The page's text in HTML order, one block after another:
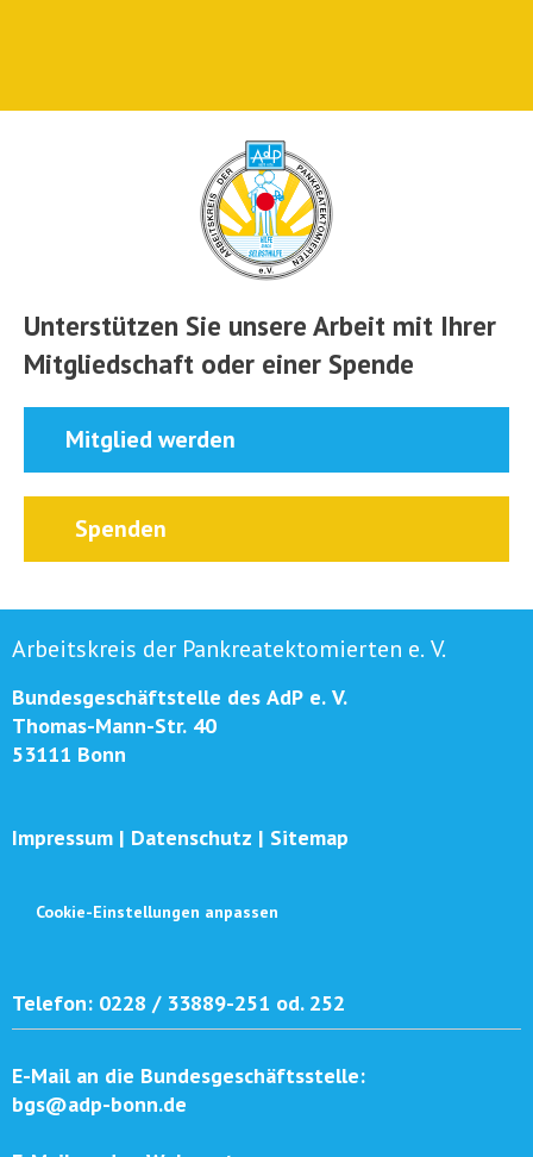
Unterstützen Sie unsere Arbeit mit Ihrer
Mitgliedschaft oder einer Spende
Mitglied werden
Spenden
Arbeitskreis der Pankreatektomierten e. V.
Bundesgeschäftstelle des AdP e. V.
Thomas-Mann-Str. 40
53111 Bonn
Impressum | Datenschutz | Sitemap
Cookie-Einstellungen anpassen
Telefon: 0228 / 33889-251 od. 252
E-Mail an die Bundesgeschäftsstelle:
bgs@adp-bonn.de